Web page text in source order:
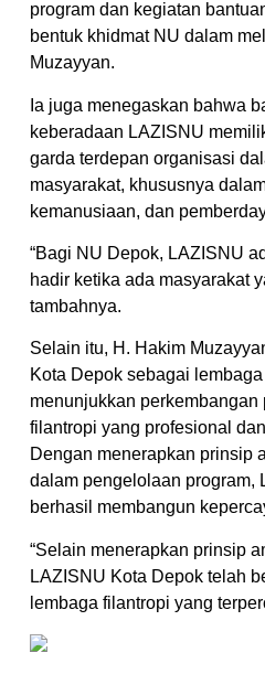
program dan kegiatan
bentuk khidmat NU dalam
Muzayyan.
Ia juga menegaskan bahwa
keberadaan LAZISNU
garda terdepan organisasi
masyarakat, khususnya
kemanusiaan, dan
“Bagi NU Depok, LAZISNU
hadir ketika ada masyarakat
tambahnya.
Selain itu, H. Hakim
Kota Depok sebagai
menunjukkan
filantropi yang profesional
Dengan menerapkan prinsip
dalam pengelolaan program,
berhasil membangun
“Selain menerapkan prinsip
LAZISNU Kota Depok telah
lembaga filantropi yang